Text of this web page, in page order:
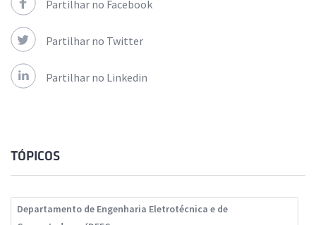
Partilhar no Facebook
Partilhar no Twitter
Partilhar no Linkedin
TÓPICOS
Departamento de Engenharia Eletrotécnica e de